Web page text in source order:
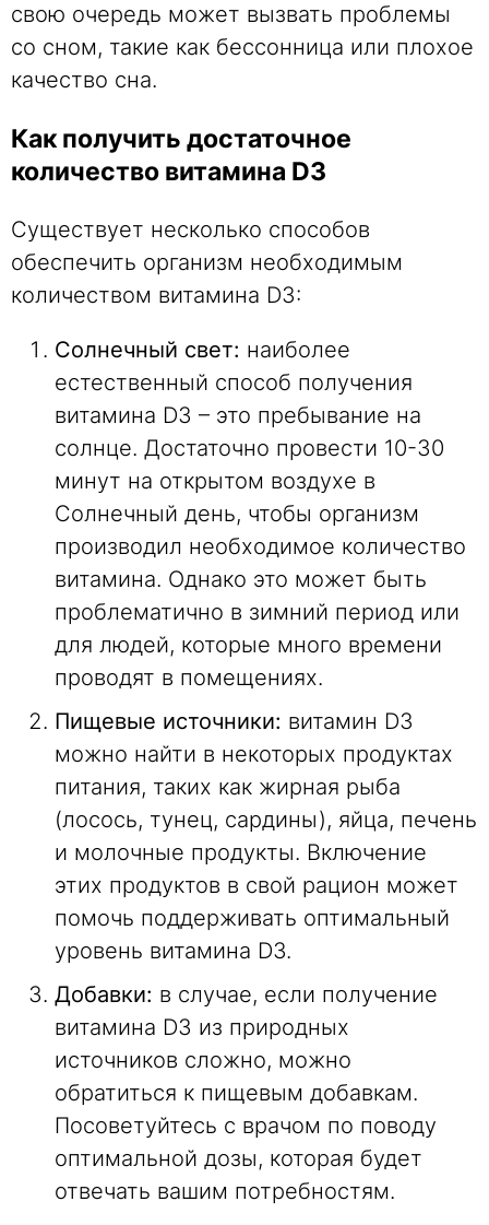
свою очередь может вызвать проблемы
со сном, такие как бессонница или плохое
качество сна.
Как получить достаточное
количество витамина D3
Существует несколько способов
обеспечить организм необходимым
количеством витамина D3:
Солнечный свет: наиболее
естественный способ получения
витамина D3 – это пребывание на
солнце. Достаточно провести 10-30
минут на открытом воздухе в
Солнечный день, чтобы организм
производил необходимое количество
витамина. Однако это может быть
проблематично в зимний период или
для людей, которые много времени
проводят в помещениях.
Пищевые источники: витамин D3
можно найти в некоторых продуктах
питания, таких как жирная рыба
(лосось, тунец, сардины), яйца, печень
и молочные продукты. Включение
этих продуктов в свой рацион может
помочь поддерживать оптимальный
уровень витамина D3.
Добавки: в случае, если получение
витамина D3 из природных
источников сложно, можно
обратиться к пищевым добавкам.
Посоветуйтесь с врачом по поводу
оптимальной дозы, которая будет
отвечать вашим потребностям.